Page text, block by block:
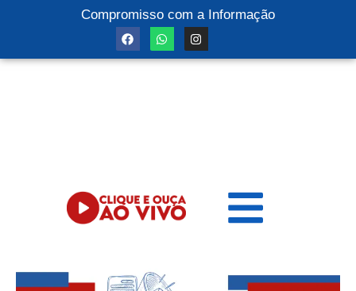
Compromisso com a Informação